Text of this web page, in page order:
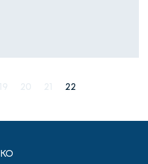
19 20 21 22